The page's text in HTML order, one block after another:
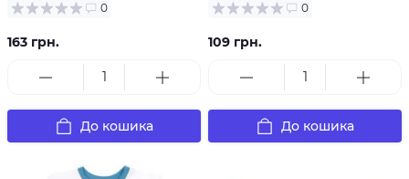
0
163 грн.
До кошика
0
109 грн.
До кошика